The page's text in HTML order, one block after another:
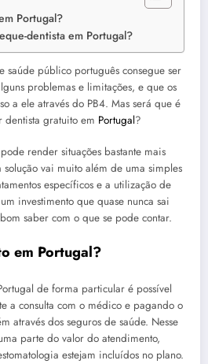
Portugal?
dentista em Portugal?
saúde público português consegue ser
problemas e limitações, e que os
a ele através do PB4. Mas será que é
dentista gratuito em Portugal?
render situações bastante mais
vai muito além de uma simples
específicos e a utilização de
investimento que quase nunca sai
saber com o que se pode contar.
em Portugal?
de forma particular é possível
a consulta com o médico e pagando o
através dos seguros de saúde. Nesse
parte do valor do atendimento,
estejam incluídos no plano.